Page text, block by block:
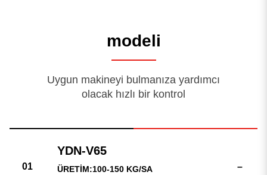
modeli
Uygun makineyi bulmanıza yardımcı
olacak hızlı bir kontrol
ÜRETİM:100-150 KG/SA
–